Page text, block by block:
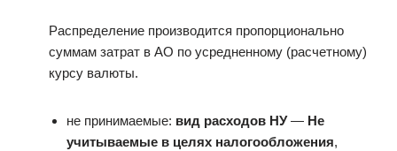
Распределение производится пропорционально
суммам затрат в АО по усредненному (расчетному)
курсу валюты.
не принимаемые: вид расходов НУ— Не
учитываемые в целях налогообложения,